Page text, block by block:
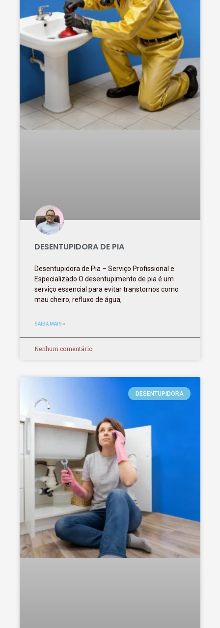
DESENTUPIDORA DE PIA
Desentupidora de Pia – Serviço Profissional e
Especializado O desentupimento de pia é um
serviço essencial para evitar transtornos como
mau cheiro, refluxo de água,
SAIBA MAIS »
Nenhum comentário
DESENTUPIDORA